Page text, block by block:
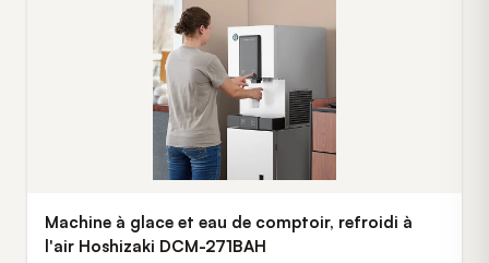
Machine à glace et eau de comptoir, refroidi à
l'air Hoshizaki DCM-271BAH